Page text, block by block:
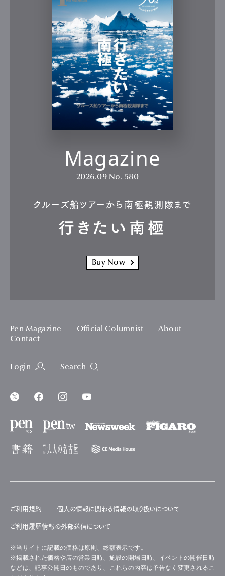
Magazine
2026.09 No. 580
クルーズ船ツアーから南極観測隊まで
行きたい南極
Buy Now
Pen Magazine Official Columnist
About
Contact
Login Search
ご利用規約 個人の情報に関わる情報の取り扱いについて
ご利用履歴情報の外部送信について
※当サイトに記載の価格は原則、総額表示です。
※掲載された価格や店の営業日時、施設の開場日時、イベントの開催日時
などは、記事公開日のものであり、これらの内容は予告なく変更されるこ